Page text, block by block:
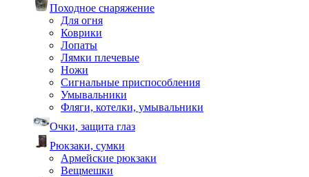
Походное снаряжение
Для огня
Коврики
Лопаты
Лямки плечевые
Ножи
Сигнальные приспособления
Умывальники
Фляги, котелки, умывальники
Очки, защита глаз
Рюкзаки, сумки
Армейские рюкзаки
Вещмешки